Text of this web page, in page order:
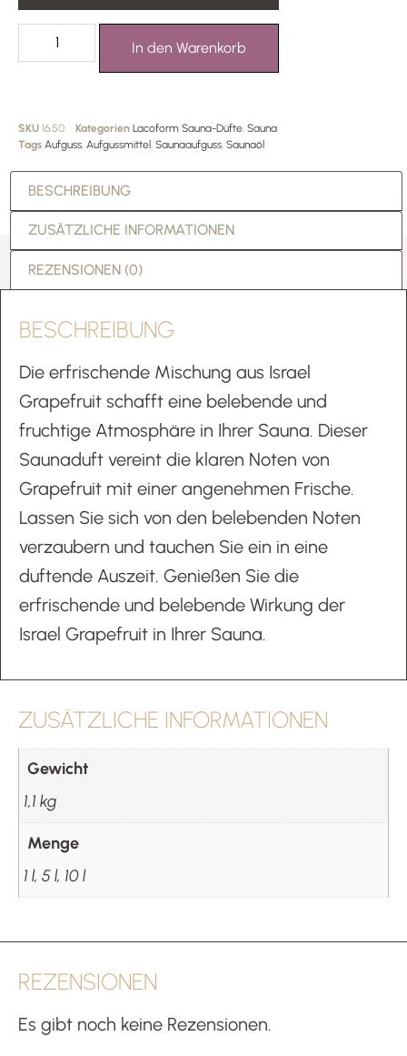
In den Warenkorb
SKU 16.50. Kategorien Lacoform Sauna-Düfte, Sauna
Tags Aufguss, Aufgussmittel, Saunaaufguss, Saunaöl
BESCHREIBUNG
ZUSÄTZLICHE INFORMATIONEN
REZENSIONEN (0)
BESCHREIBUNG
Die erfrischende Mischung aus Israel
Grapefruit schafft eine belebende und
fruchtige Atmosphäre in Ihrer Sauna. Dieser
Saunaduft vereint die klaren Noten von
Grapefruit mit einer angenehmen Frische.
Lassen Sie sich von den belebenden Noten
verzaubern und tauchen Sie ein in eine
duftende Auszeit. Genießen Sie die
erfrischende und belebende Wirkung der
Israel Grapefruit in Ihrer Sauna.
ZUSÄTZLICHE INFORMATIONEN
Gewicht
1,1 kg
Menge
1 l, 5 l, 10 l
REZENSIONEN
Es gibt noch keine Rezensionen.